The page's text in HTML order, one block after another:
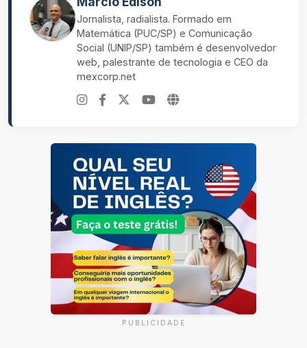
Jornalista, radialista. Formado em
Matemática (PUC/SP) e Comunicação
Social (UNIP/SP) também é desenvolvedor
web, palestrante de tecnologia e CEO da
mexcorp.net
PUBLICIDADE